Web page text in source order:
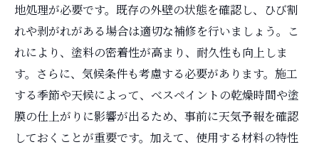
選び方
専門家が推奨するべスペイント選び
利点を最大限に活かす施工方法
プロが教える失敗しない選び方
べスペイントのメリットとデメリット
専門家からのアドバイス事例
地処理が必要です。既存の外壁の状態を確認し、ひび割
れや剥がれがある場合は適切な補修を行いましょう。こ
れにより、塗料の密着性が高まり、耐久性も向上しま
す。さらに、気候条件も考慮する必要があります。施工
する季節や天候によって、べスペイントの乾燥時間や塗
膜の仕上がりに影響が出るため、事前に天気予報を確認
しておくことが重要です。加えて、使用する材料の特性